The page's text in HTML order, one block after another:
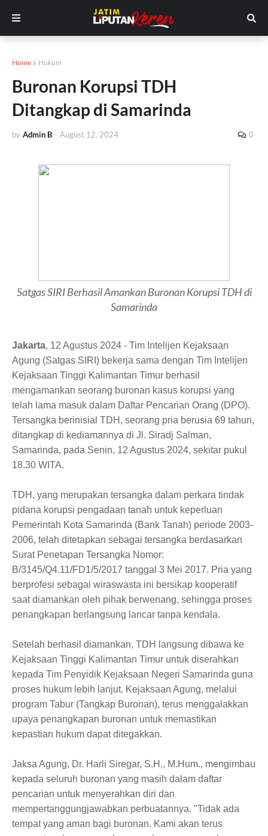
Home Hukum
Buronan Korupsi TDH
Ditangkap di Samarinda
by Admin B - August 12, 2024 0
Satgas SIRI Berhasil Amankan Buronan Korupsi TDH di
Samarinda
Jakarta, 12 Agustus 2024 - Tim Intelijen Kejaksaan
Agung (Satgas SIRI) bekerja sama dengan Tim Intelijen
Kejaksaan Tinggi Kalimantan Timur berhasil
mengamankan seorang buronan kasus korupsi yang
telah lama masuk dalam Daftar Pencarian Orang (DPO).
Tersangka berinisial TDH, seorang pria berusia 69 tahun,
ditangkap di kediamannya di Jl. Siradj Salman,
Samarinda, pada Senin, 12 Agustus 2024, sekitar pukul
18.30 WITA.
TDH, yang merupakan tersangka dalam perkara tindak
pidana korupsi pengadaan tanah untuk keperluan
Pemerintah Kota Samarinda (Bank Tanah) periode 2003-
2006, telah ditetapkan sebagai tersangka berdasarkan
Surat Penetapan Tersangka Nomor:
B/3145/Q4.11/FD1/5/2017 tanggal 3 Mei 2017. Pria yang
berprofesi sebagai wiraswasta ini bersikap kooperatif
saat diamankan oleh pihak berwenang, sehingga proses
penangkapan berlangsung lancar tanpa kendala.
Setelah berhasil diamankan, TDH langsung dibawa ke
Kejaksaan Tinggi Kalimantan Timur untuk diserahkan
kepada Tim Penyidik Kejaksaan Negeri Samarinda guna
proses hukum lebih lanjut. Kejaksaan Agung, melalui
program Tabur (Tangkap Buronan), terus menggalakkan
upaya penangkapan buronan untuk memastikan
kepastian hukum dapat ditegakkan.
Jaksa Agung, Dr. Harli Siregar, S.H., M.Hum., mengimbau
kepada seluruh buronan yang masih dalam daftar
pencarian untuk menyerahkan diri dan
mempertanggungjawabkan perbuatannya. "Tidak ada
tempat yang aman bagi buronan. Kami akan terus